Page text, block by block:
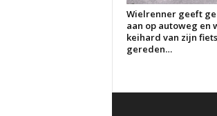
Wielrenner geeft
aan op autoweg en
keihard van zijn fiets
gereden…